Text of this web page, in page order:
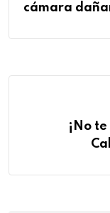
cámara
¡No